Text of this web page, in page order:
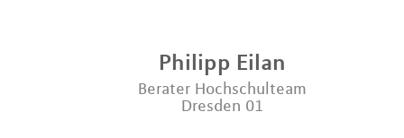
Philipp Eilan
Berater Hochschulteam
Dresden 01